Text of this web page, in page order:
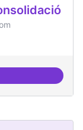
a espai de